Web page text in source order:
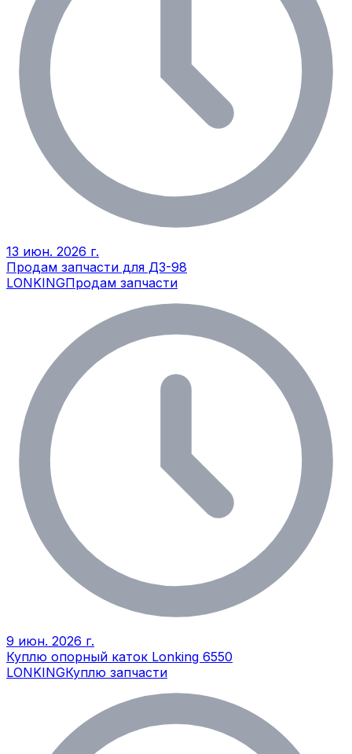
13 июн. 2026 г.
Продам запчасти для ДЗ-98
LONKINGПродам запчасти
9 июн. 2026 г.
Куплю опорный каток Lonking 6550
LONKINGКуплю запчасти